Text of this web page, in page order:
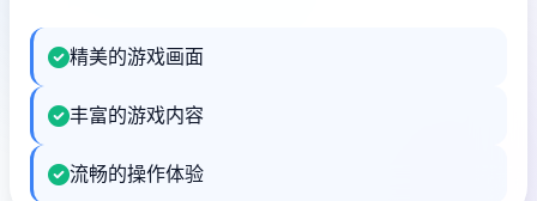
精美的游戏画面
丰富的游戏内容
流畅的操作体验